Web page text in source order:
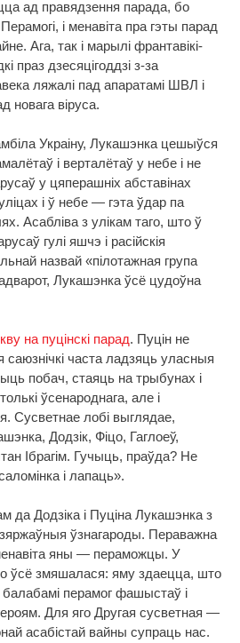
ад правядзення парада, бо
і менавіта пра гэты парад
Ага, так і марылі франтавікі-
праз дзесяцігоддзі з-за
ляжалі пад апаратамі ШВЛ і
новага віруса.
Украіну, Лукашэнка цешыўся
і верталётаў у небе і не
у цяперашніх абставінах
і ў небе — гэта ўдар па
Асабліва з улікам таго, што ў
гулі яшчэ і расійскія
назвай «пілотажная група
Лукашэнка ўсё цудоўна
на пуцінскі парад. Пуцін не
часта ладзяць уласныя
побач, стаяць на трыбунах і
ўсенароднага, але і
Сусветнае лобі выглядае,
Додзік, Фіцо, Гаглоеў,
Ібрагім. Гучыць, праўда? Не
і лапаць».
Додзіка і Пуціна Лукашэнка з
ўзнагароды. Пераважна
яны — пераможцы. У
ўсё змяшалася: яму здаецца, што
балабамі перамог фашыстаў і
Для яго Другая сусветная —
асабістай вайны супраць нас.